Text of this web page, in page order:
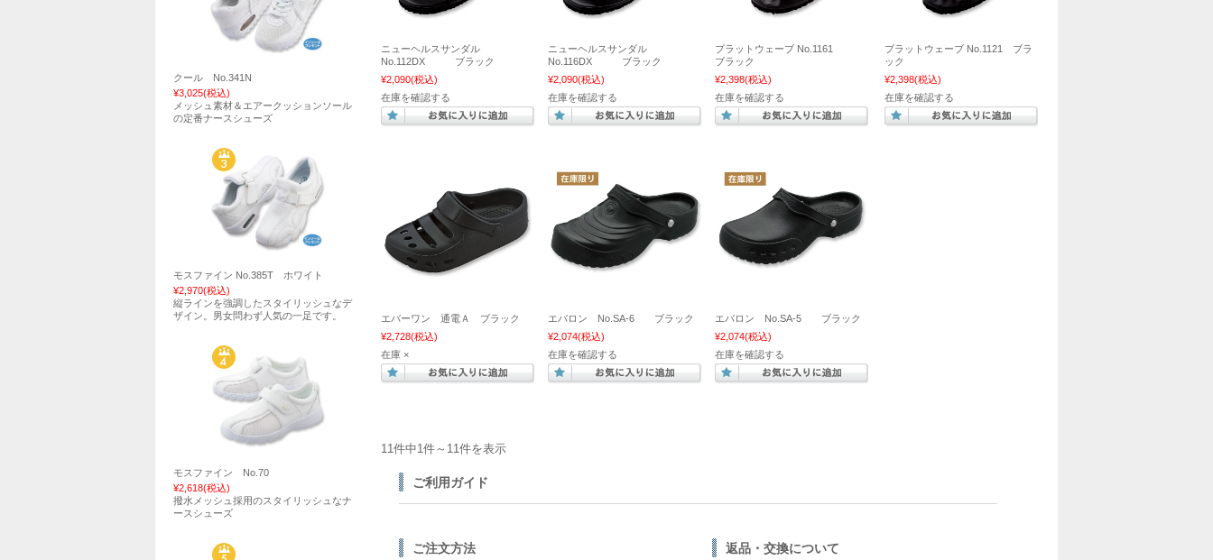
ニューヘルスサンダル
No.112DX ブラック
¥2,090(税込)
在庫を確認する
ニューヘルスサンダル
No.116DX ブラック
¥2,090(税込)
在庫を確認する
プラットウェーブ No.1161
ブラック
¥2,398(税込)
在庫を確認する
プラットウェーブ No.1121 ブラ
ック
¥2,398(税込)
在庫を確認する
エバーワン 通電Ａ ブラック
¥2,728(税込)
在庫 ×
エバロン No.SA-6 ブラック
¥2,074(税込)
在庫を確認する
エバロン No.SA-5 ブラック
¥2,074(税込)
在庫を確認する
11件中1件～11件を表示
ご利用ガイド
ご注文方法 返品・交換について
クール No.341N
¥3,025(税込)
メッシュ素材＆エアークッションソール
の定番ナースシューズ
モスファイン No.385T ホワイト
¥2,970(税込)
縦ラインを強調したスタイリッシュなデ
ザイン。男女問わず人気の一足です。
モスファイン No.70
¥2,618(税込)
撥水メッシュ採用のスタイリッシュなナ
ースシューズ